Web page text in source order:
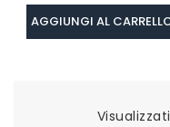
AGGIUNGI AL